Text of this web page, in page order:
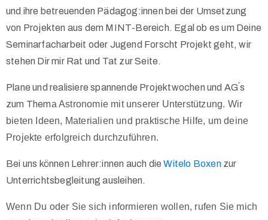
und ihre betreuenden Pädagog:innen bei der Umsetzung
von Projekten aus dem MINT-Bereich. Egal ob es um Deine
Seminarfacharbeit oder Jugend Forscht Projekt geht, wir
stehen Dir mir Rat und Tat zur Seite.
Plane und realisiere spannende Projektwochen und AG´s
zum Thema Astronomie mit unserer Unterstützung. Wir
bieten Ideen, Materialien und praktische Hilfe, um deine
Projekte erfolgreich durchzuführen.
Bei uns können Lehrer:innen auch dieWitelo Boxenzur
Unterrichtsbegleitung ausleihen.
Wenn Du oder Sie sich informieren wollen, rufen Sie mich